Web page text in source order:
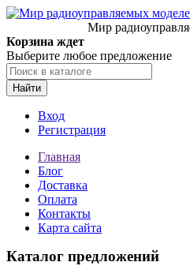
Мир
Корзина ждет
Выберите любое предложение
Найти
Вход
Регистрация
Главная
Блог
Доставка
Оплата
Контакты
Карта сайта
Каталог предложений